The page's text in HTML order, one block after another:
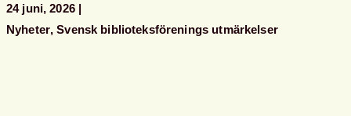
24 juni, 2026
Nyheter Svensk biblioteksförenings utmärkelser